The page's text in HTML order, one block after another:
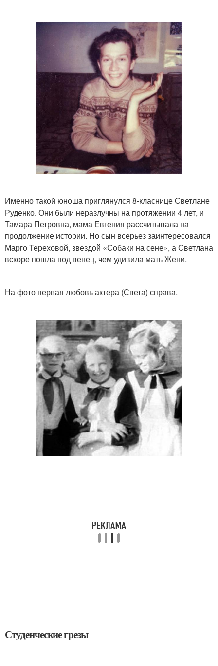
Именно такой юноша приглянулся 8-класнице Светлане
Руденко. Они были неразлучны на протяжении 4 лет, и
Тамара Петровна, мама Евгения рассчитывала на
продолжение истории. Но сын всерьез заинтересовался
Марго Тереховой, звездой «Собаки на сене», а Светлана
вскоре пошла под венец, чем удивила мать Жени.
На фото первая любовь актера (Света) справа.
Студенческие грезы